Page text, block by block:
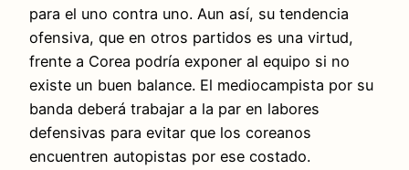
para el uno contra uno. Aun así, su tendencia
ofensiva, que en otros partidos es una virtud,
frente a Corea podría exponer al equipo si no
existe un buen balance. El mediocampista por su
banda deberá trabajar a la par en labores
defensivas para evitar que los coreanos
encuentren autopistas por ese costado.